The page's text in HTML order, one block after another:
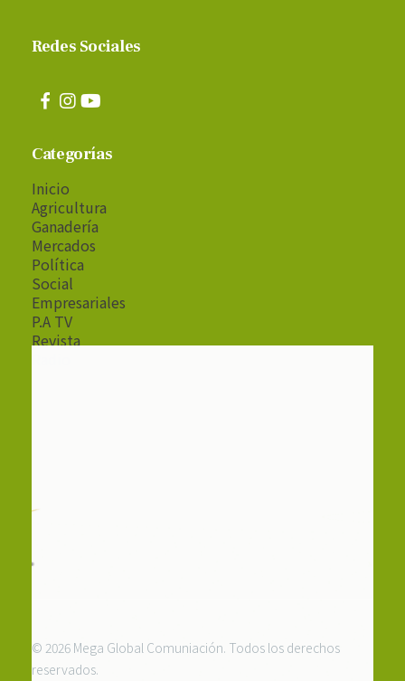
Redes Sociales
Categorías
Inicio
Agricultura
Ganadería
Mercados
Política
Social
Empresariales
P.A TV
Revista
© 2026 Mega Global Comuniación. Todos los derechos
reservados.